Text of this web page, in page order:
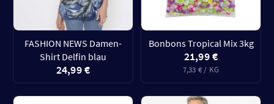
FASHION NEWS Damen-
Shirt Delfin blau
24,99 €
Bonbons Tropical Mix 3kg
21,99 €
7,33 € / KG